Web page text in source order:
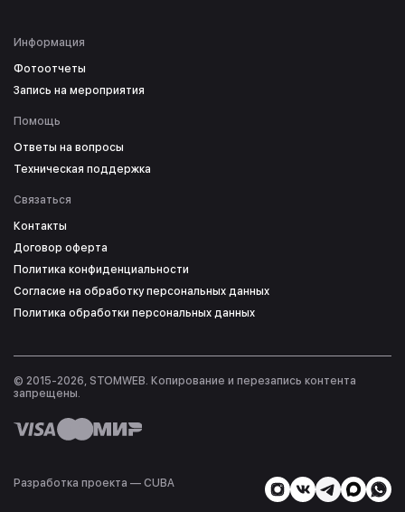
Информация
Фотоотчеты
Запись на мероприятия
Помощь
Ответы на вопросы
Техническая поддержка
Связаться
Контакты
Договор оферта
Политика конфиденциальности
Согласие на обработку персональных данных
Политика обработки персональных данных
© 2015-2026, STOMWEB. Копирование и перезапись контента
запрещены.
Разработка проекта — СUBA